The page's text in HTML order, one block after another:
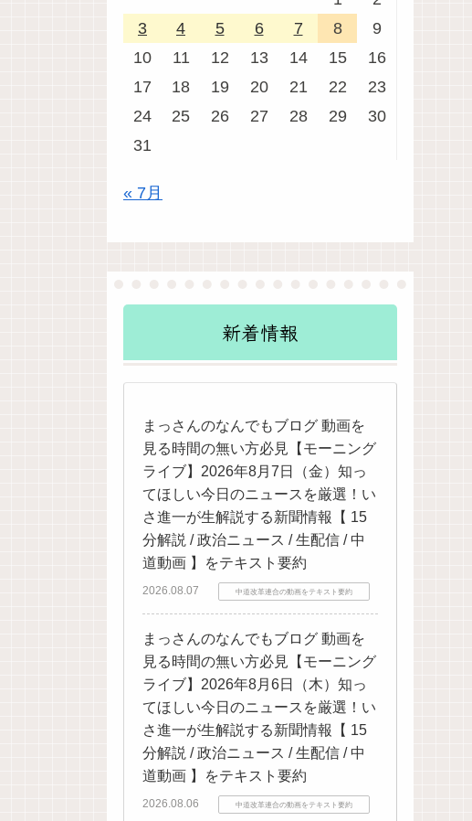
3
4 5 6 7 8
9
10
11 12 13 14 15
16
17
18 19 20 21 22
23
24
25 26 27 28 29
30
31
« 7月
新着情報
まっさんのなんでもブログ 動画を
見る時間の無い方必見【モーニング
ライブ】2026年8月7日（金）知っ
てほしい今日のニュースを厳選！い
さ進一が生解説する新聞情報【 15
分解説 / 政治ニュース / 生配信 / 中
道動画 】をテキスト要約
2026.08.07 中道改革連合の動画をテキスト要約
まっさんのなんでもブログ 動画を
見る時間の無い方必見【モーニング
ライブ】2026年8月6日（木）知っ
てほしい今日のニュースを厳選！い
さ進一が生解説する新聞情報【 15
分解説 / 政治ニュース / 生配信 / 中
道動画 】をテキスト要約
2026.08.06 中道改革連合の動画をテキスト要約